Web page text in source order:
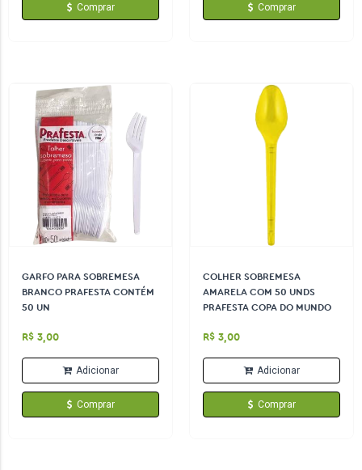
Comprar Comprar
GARFO PARA SOBREMESA
BRANCO PRAFESTA CONTÉM
50 UN
R$ 3,00
Adicionar
Comprar
COLHER SOBREMESA
AMARELA COM 50 UNDS
PRAFESTA COPA DO MUNDO
R$ 3,00
Adicionar
Comprar